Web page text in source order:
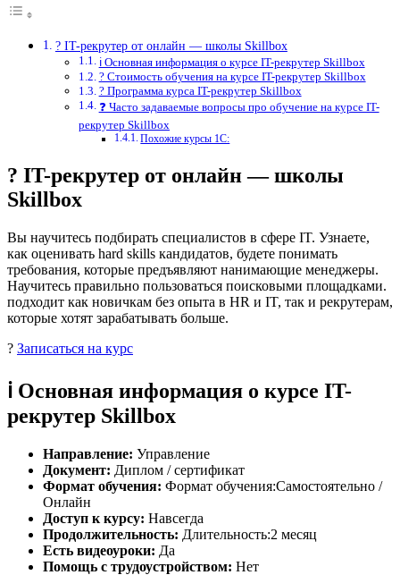
? IT-рекрутер от онлайн — школы Skillbox
ℹ️ Основная информация о курсе IT-рекрутер Skillbox
? Стоимость обучения на курсе IT-рекрутер Skillbox
? Программа курса IT-рекрутер Skillbox
❓ Часто задаваемые вопросы про обучение на курсе IT-
рекрутер Skillbox
Похожие курсы 1С:
? IT-рекрутер от онлайн — школы
Skillbox
Вы научитесь подбирать специалистов в сфере IT. Узнаете,
как оценивать hard skills кандидатов, будете понимать
требования, которые предъявляют нанимающие менеджеры.
Научитесь правильно пользоваться поисковыми площадками.
подходит как новичкам без опыта в HR и IT, так и рекрутерам,
которые хотят зарабатывать больше.
? Записаться на курс
ℹ️ Основная информация о курсе IT-
рекрутер Skillbox
Направление: Управление
Документ: Диплом / сертификат
Формат обучения: Формат обучения:Самостоятельно /
Онлайн
Доступ к курсу: Навсегда
Продолжительность: Длительность:2 месяц
Есть видеоуроки: Да
Помощь с трудоустройством: Нет